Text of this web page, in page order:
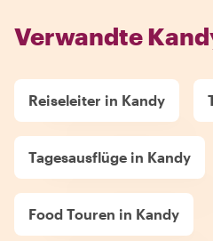
Verwandte
Reiseleiter in Kandy
Tagesausflüge in Kandy
Food Touren in Kandy